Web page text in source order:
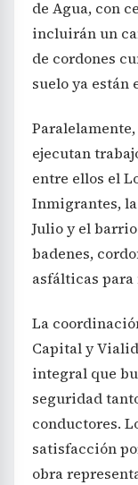
de Agua, con
incluirán un
de cordones
suelo ya están
ejecutan
entre ellos el
Inmigrantes,
Julio y el
badenes,
asfálticas
La
Capital y
integral que
seguridad
conductores.
satisfacción
obra